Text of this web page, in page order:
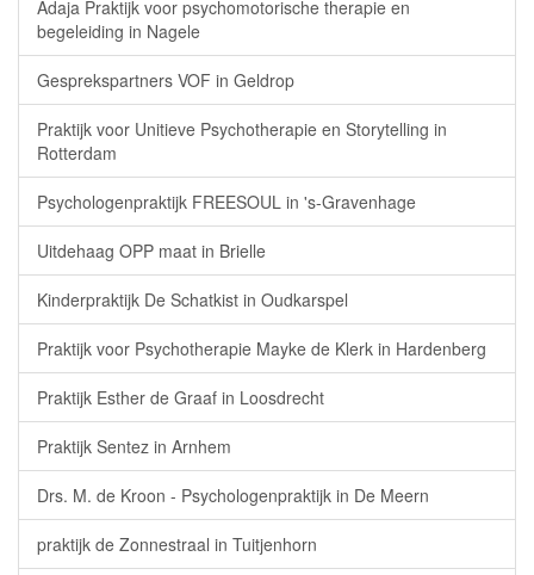
Adaja Praktijk voor psychomotorische therapie en
begeleiding in Nagele
Gesprekspartners VOF in Geldrop
Praktijk voor Unitieve Psychotherapie en Storytelling in
Rotterdam
Psychologenpraktijk FREESOUL in 's-Gravenhage
Uitdehaag OPP maat in Brielle
Kinderpraktijk De Schatkist in Oudkarspel
Praktijk voor Psychotherapie Mayke de Klerk in Hardenberg
Praktijk Esther de Graaf in Loosdrecht
Praktijk Sentez in Arnhem
Drs. M. de Kroon - Psychologenpraktijk in De Meern
praktijk de Zonnestraal in Tuitjenhorn